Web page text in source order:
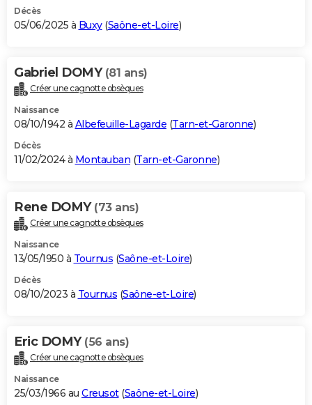
BONS PLANS
Carte de Noël
Carte Bonne année
Carte Saint-Valentin
Carte Pâques
Carte d'anniversaire
DICTIONNAIRE
Dictionnaire
Biographies
Citations
Expressions
Proverbes
PROGRAMME TV
S'inscrire
Se connecter
Lycées
Collèges
Primaires
Universités
Entreprises
Service militaire
Avis de recherche
AVIS DE DÉCÈS
Bricolage
Lifestyle
Culture
Sport
Auto
Television
Voyage
Cinema
Décès
05/06/2025 à Buxy(Saône-et-Loire)
Gabriel DOMY (81 ans)
Créer une cagnotte obsèques
Naissance
08/10/1942 à Albefeuille-Lagarde (Tarn-et-Garonne)
Décès
11/02/2024 à Montauban (Tarn-et-Garonne)
Rene DOMY (73 ans)
Créer une cagnotte obsèques
Naissance
13/05/1950 à Tournus (Saône-et-Loire)
Décès
08/10/2023 à Tournus (Saône-et-Loire)
Eric DOMY (56 ans)
Créer une cagnotte obsèques
Naissance
25/03/1966 au Creusot(Saône-et-Loire)